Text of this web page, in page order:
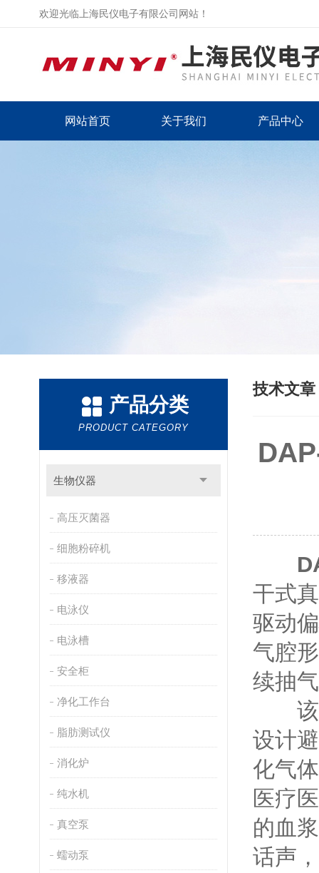
欢迎光临上海民仪电子有限公司网站！
网站首页 关于我们 产品中心
产品分类
PRODUCT CATEGORY
生物仪器
高压灭菌器
细胞粉碎机
移液器
电泳仪
电泳槽
安全柜
净化工作台
脂肪测试仪
消化炉
纯水机
真空泵
蠕动泵
技术文章
干式
驱动
气腔
续抽
该设
设计
化气
医疗
的血
话声